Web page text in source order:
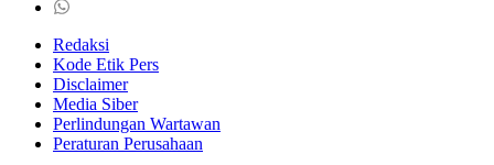
Redaksi
Kode Etik Pers
Disclaimer
Media Siber
Perlindungan Wartawan
Peraturan Perusahaan